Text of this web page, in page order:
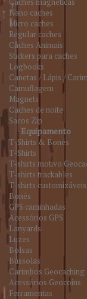
Nano caches
Micro caches
Regular caches
Caches Animais
Stickers para caches
Logbooks
Canetas / Lápis /
Camuflagem
Magnets
Caches de noite
Sacos Zip
Equipamento
T-Shirts & Bonés
T-Shirts
T-shirts motivo
T-shirts trackables
T-shirts customizáveis
Bonés
GPS caminhadas
Acessórios GPS
Lanyards
Luzes
Bolsas
Bússolas
Carimbos Geocaching
Acessórios Geocoins
Ferramentas